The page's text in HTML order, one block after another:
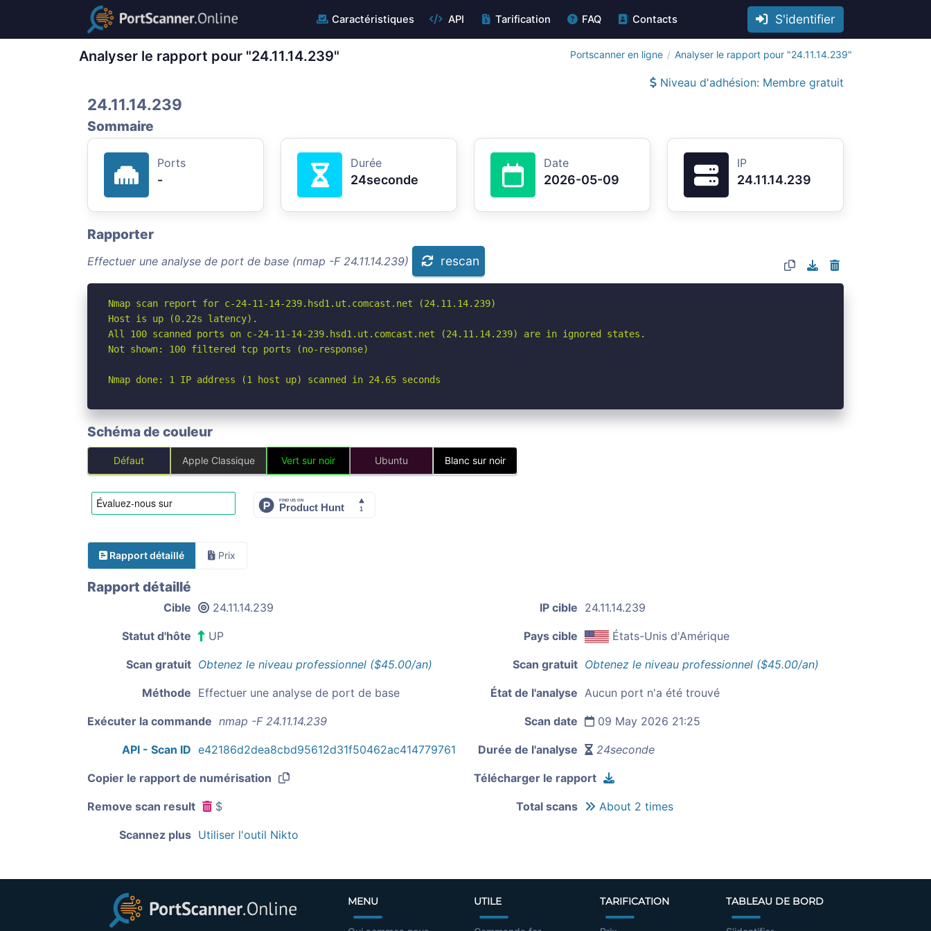
Caractéristiques API Tarification FAQ Contacts S'identifier
Analyser le rapport pour "24.11.14.239" Portscanner en ligne Analyser le rapport pour "24.11.14.239"
Niveau d'adhésion: Membre gratuit
24.11.14.239
Sommaire
Ports
-
Durée
24seconde
Date
2026-05-09
IP
24.11.14.239
Rapporter
Effectuer une analyse de port de base (nmap -F 24.11.14.239) rescan
Nmap scan report for c-24-11-14-239.hsd1.ut.comcast.net (24.11.14.239)
Host is up (0.22s latency).
All 100 scanned ports on c-24-11-14-239.hsd1.ut.comcast.net (24.11.14.239) are in ignored states.
Not shown: 100 filtered tcp ports (no-response)
Nmap done: 1 IP address (1 host up) scanned in 24.65 seconds
Schéma de couleur
Défaut Apple Classique Vert sur noir Ubuntu Blanc sur noir
Rapport détaillé Prix
Rapport détaillé
Cible 24.11.14.239 IP cible 24.11.14.239
Statut d'hôte UP Pays cible États-Unis d'Amérique
Scan gratuit Obtenez le niveau professionnel ($45.00/an) Scan gratuit Obtenez le niveau professionnel ($45.00/an)
Méthode Effectuer une analyse de port de base État de l'analyse Aucun port n'a été trouvé
Exécuter la commande nmap -F 24.11.14.239 Scan date 09 May 2026 21:25
API - Scan ID e42186d2dea8cbd95612d31f50462ac414779761 Durée de l'analyse 24seconde
Copier le rapport de numérisation Télécharger le rapport
Remove scan result $ Total scans About 2 times
Scannez plus Utiliser l'outil Nikto
MENU UTILE TARIFICATION TABLEAU DE BORD